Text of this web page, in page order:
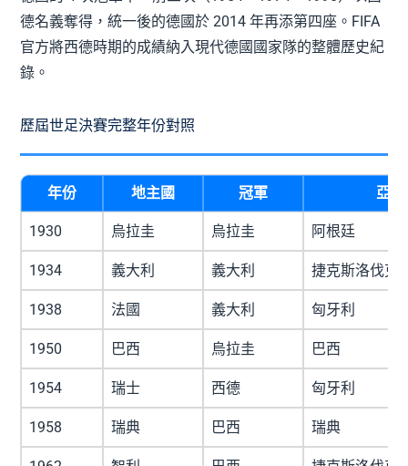
德名義奪得，統一後的德國於 2014 年再添第四座。FIFA
官方將西德時期的成績納入現代德國國家隊的整體歷史紀
錄。
歷屆世足決賽完整年份對照
年份 地主國 冠軍 亞軍
1930 烏拉圭 烏拉圭 阿根廷
1934 義大利 義大利 捷克斯洛伐克
1938 法國 義大利 匈牙利
1950 巴西 烏拉圭 巴西
1954 瑞士 西德 匈牙利
1958 瑞典 巴西 瑞典